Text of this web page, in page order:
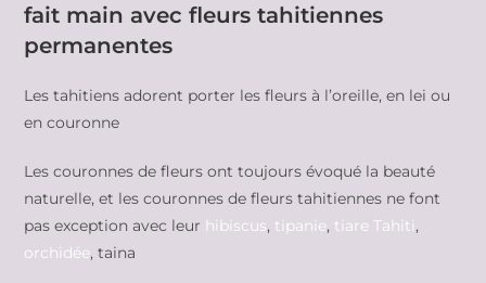
fait main avec fleurs tahitiennes
permanentes
Les tahitiens adorent porter les fleurs à l’oreille, en lei ou
en couronne
Les couronnes de fleurs ont toujours évoqué la beauté
naturelle, et les couronnes de fleurs tahitiennes ne font
pas exception avec leur hibiscus, tipanie, tiare Tahiti,
orchidée, taina